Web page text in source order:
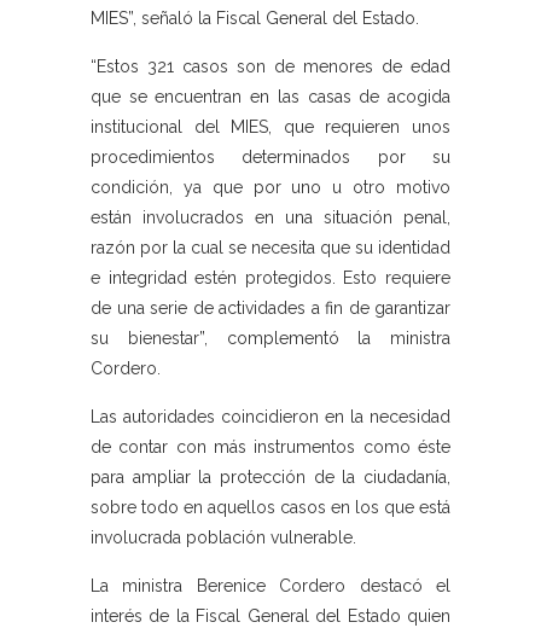
MIES”, señaló la Fiscal General del Estado.
“Estos 321 casos son de menores de edad
que se encuentran en las casas de acogida
institucional del MIES, que requieren unos
procedimientos determinados por su
condición, ya que por uno u otro motivo
están involucrados en una situación penal,
razón por la cual se necesita que su identidad
e integridad estén protegidos. Esto requiere
de una serie de actividades a fin de garantizar
su bienestar”, complementó la ministra
Cordero.
Las autoridades coincidieron en la necesidad
de contar con más instrumentos como éste
para ampliar la protección de la ciudadanía,
sobre todo en aquellos casos en los que está
involucrada población vulnerable.
La ministra Berenice Cordero destacó el
interés de la Fiscal General del Estado quien